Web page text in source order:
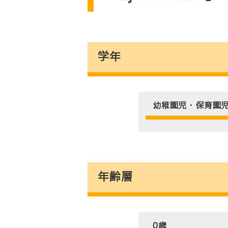
学年
幼稚園児・保育園
年齢層